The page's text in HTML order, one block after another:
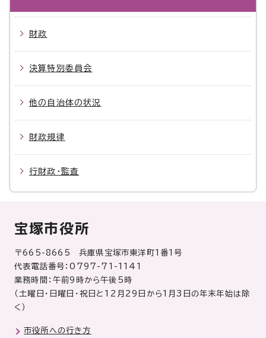
財政
決算特別委員会
他の自治体の状況
財政規律
行財政・監査
宝塚市役所
〒665-8665 兵庫県宝塚市東洋町1番1号
代表電話番号：0797-71-1141
業務時間：午前9時から午後5時
（土曜日・日曜日・祝日と12月29日から1月3日の年末年始は除
く）
市役所への行き方